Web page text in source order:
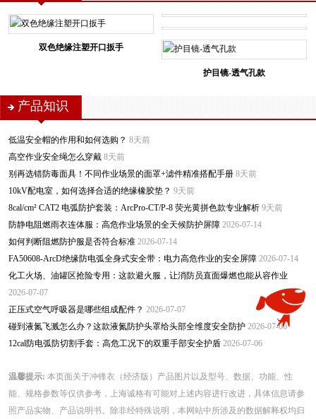
双色绝缘注塑开口扳手
护目镜-透气孔款
产品知识
低温安全帽的作用和如何选购？ 8天前
高空作业安全绳怎么穿戴 8天前
别再选错防毒面具！不同作业场景的面罩+滤件精准搭配手册 8天前
10kV配电室，如何选择合适的绝缘橡胶垫？ 9天前
8cal/cm² CAT2 电弧防护套装：ArcPro-CT/P-8 荧光黄拼色款专业解析 9天前
防静电阻燃雨衣连体服：高危作业场景的全天候防护屏障 2026-07-14
如何判断阻燃防护服是否符合标准 2026-07-14
FA50608-ArcD绝缘防电弧全身式安全带：电力高危作业的安全屏障 2026-07-14
化工火场、油罐区抢险专用：这款避火服，让消防员直面爆燃也能从容作业
2026-07-07
正压式空气呼吸器是哪些组成配件？ 2026-07-07
碰到液氮飞溅怎么办？这款液氮防护头罩给头部全维度安全防护 2026-07-06
12cal防电弧防切割手套：高危工况下的双重手部安全护盾 2026-07-06
温馨提示: 本页面关于冲锋衣（经济版）产品图片以及型号、数据、功能、性
能、规格参数等仅供参考，上海诚格有可能对上述内容进行改进，具体信息请参
照产品实物、产品说明书。除非经特殊说明，本网站中所涉及的数据解释权均归